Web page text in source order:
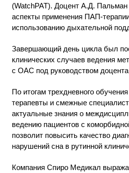
(WatchPAT). Доцент А.Д. Пальман
аспекты применения ПАП-
использованию дыхательной
Завершающий день цикла был
клинических случаев ведения
с ОАС под руководством
По итогам трехдневного
терапевты и смежные
актуальные знания о
ведению пациентов с
позволит повысить качество
нарушений сна в рутинной
Компания Спиро Медикал